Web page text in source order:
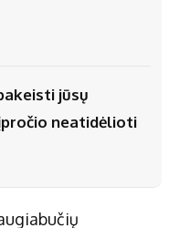
jūsų
neatidėlioti